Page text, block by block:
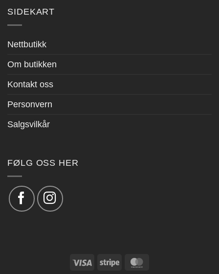
SIDEKART
Nettbutikk
Om butikken
Kontakt oss
Personvern
Salgsvilkår
FØLG OSS HER
Visa Stripe